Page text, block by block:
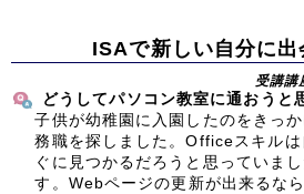
ISAで新しい自分に出
受講講
どうしてパソコン教室に通おうと
子供が幼稚園に入園したのをきっ
務職を探しました。Officeスキル
ぐに見つかるだろうと思っていま
す。Webページの更新が出来るな